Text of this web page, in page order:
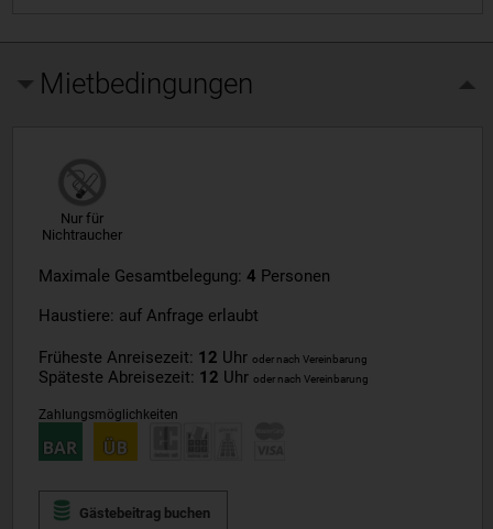
Mietbedingungen
Nur für
Nichtraucher
Maximale Gesamtbelegung: 4 Personen
Haustiere: auf Anfrage erlaubt
Früheste Anreisezeit: 12 Uhr oder nach Vereinbarung
Späteste Abreisezeit: 12 Uhr oder nach Vereinbarung
Zahlungsmöglichkeiten
Gästebeitrag buchen